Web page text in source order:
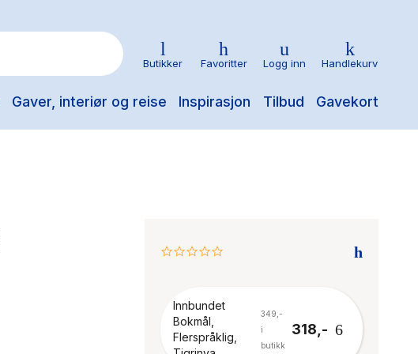
Gaver, interiør og reise Inspirasjon Tilbud Gavekort
Butikker Favoritter Logg inn Handlekurv
0.0
Innbundet
Bokmål,
Flerspråklig,
318,-
349,-
i
butikk